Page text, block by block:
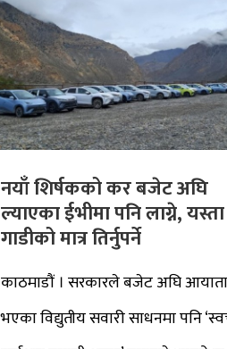
नयाँ शिर्षकको कर बजेट अघि
ल्याएका ईभीमा पनि लाग्ने, यस्ता
गाडीको मात्र तिर्नुपर्ने
काठमाडौं । सरकारले बजेट अघि आयाता
भएका विद्युतीय सवारी साधनमा पनि